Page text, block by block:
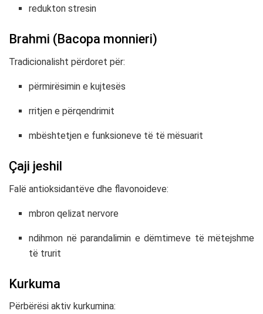
redukton stresin
Brahmi (Bacopa monnieri)
Tradicionalisht përdoret për:
përmirësimin e kujtesës
rritjen e përqendrimit
mbështetjen e funksioneve të të mësuarit
Çaji jeshil
Falë antioksidantëve dhe flavonoideve:
mbron qelizat nervore
ndihmon në parandalimin e dëmtimeve të mëtejshme
të trurit
Kurkuma
Përbërësi aktiv kurkumina: